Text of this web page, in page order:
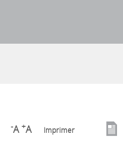
-A +A Imprimer